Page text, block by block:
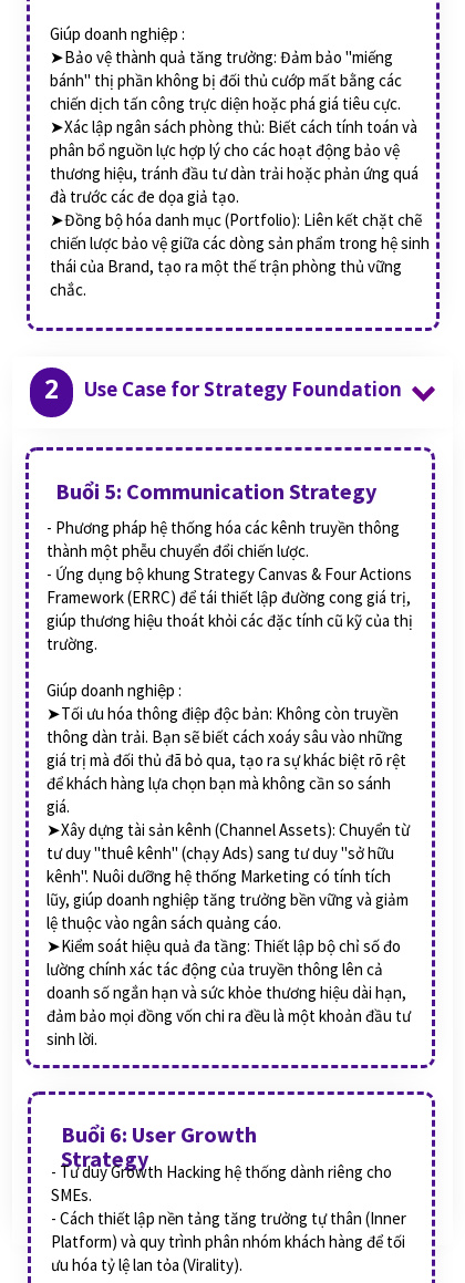
Use Case for Strategy Foundation
2
Buổi 5: Communication Strategy
- Phương pháp hệ thống hóa các kênh truyền thông
thành một phễu chuyển đổi chiến lược.
- Ứng dụng bộ khung Strategy Canvas & Four Actions
Framework (ERRC) để tái thiết lập đường cong giá trị,
giúp thương hiệu thoát khỏi các đặc tính cũ kỹ của thị
trường.
Giúp doanh nghiệp :
➤Tối ưu hóa thông điệp độc bản: Không còn truyền
thông dàn trải. Bạn sẽ biết cách xoáy sâu vào những
giá trị mà đối thủ đã bỏ qua, tạo ra sự khác biệt rõ rệt
để khách hàng lựa chọn bạn mà không cần so sánh
giá.
➤Xây dựng tài sản kênh (Channel Assets): Chuyển từ
tư duy "thuê kênh" (chạy Ads) sang tư duy "sở hữu
kênh". Nuôi dưỡng hệ thống Marketing có tính tích
lũy, giúp doanh nghiệp tăng trưởng bền vững và giảm
lệ thuộc vào ngân sách quảng cáo.
➤Kiểm soát hiệu quả đa tầng: Thiết lập bộ chỉ số đo
lường chính xác tác động của truyền thông lên cả
doanh số ngắn hạn và sức khỏe thương hiệu dài hạn,
đảm bảo mọi đồng vốn chi ra đều là một khoản đầu tư
sinh lời.
Buổi 6: User Growth
Strategy
- Tư duy Growth Hacking hệ thống dành riêng cho
SMEs.
- Cách thiết lập nền tảng tăng trưởng tự thân (Inner
Platform) và quy trình phân nhóm khách hàng để tối
ưu hóa tỷ lệ lan tỏa (Virality).
Giúp doanh nghiệp :
➤Bảo vệ thành quả tăng trưởng: Đảm bảo "miếng
bánh" thị phần không bị đối thủ cướp mất bằng các
chiến dịch tấn công trực diện hoặc phá giá tiêu cực.
➤Xác lập ngân sách phòng thủ: Biết cách tính toán và
phân bổ nguồn lực hợp lý cho các hoạt động bảo vệ
thương hiệu, tránh đầu tư dàn trải hoặc phản ứng quá
đà trước các đe dọa giả tạo.
➤Đồng bộ hóa danh mục (Portfolio): Liên kết chặt chẽ
chiến lược bảo vệ giữa các dòng sản phẩm trong hệ sinh
thái của Brand, tạo ra một thế trận phòng thủ vững
chắc.